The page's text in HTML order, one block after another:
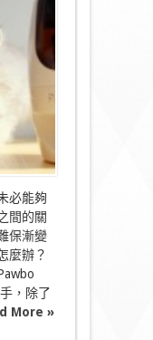
必能夠
間的關
保漸變
麼辦？
，除了
More »